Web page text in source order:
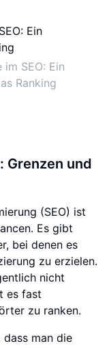
SEO: Ein
Ranking
Grenzen und
(SEO) ist
Es gibt
bei denen es
zu erzielen.
nicht
es fast
zu ranken.
man die